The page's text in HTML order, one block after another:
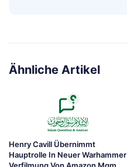
Ähnliche Artikel
Henry Cavill Übernimmt
Hauptrolle In Neuer Warhammer